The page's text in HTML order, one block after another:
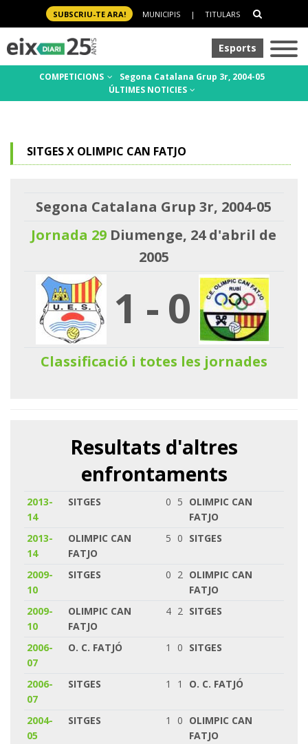
SUBSCRIU-TE ARA! MUNICIPIS | TITULARS
Esports
COMPETICIONS
Segona Catalana Grup 3r, 2004-05
ÚLTIMES NOTICIES
SITGES X OLIMPIC CAN FATJO
Segona Catalana Grup 3r, 2004-05
Jornada 29 Diumenge, 24 d'abril de
2005
1 -0
Classificació i totes les jornades
Resultats d'altres
enfrontaments
2013-
14
SITGES 0 5 OLIMPIC CAN
FATJO
2013-
14
OLIMPIC CAN
FATJO
5 0 SITGES
2009-
10
SITGES 0 2 OLIMPIC CAN
FATJO
2009-
10
OLIMPIC CAN
FATJO
4 2 SITGES
2006-
07
O. C. FATJÓ 1 0 SITGES
2006-
07
SITGES 1 1 O. C. FATJÓ
2004-
05
SITGES 1 0 OLIMPIC CAN
FATJO